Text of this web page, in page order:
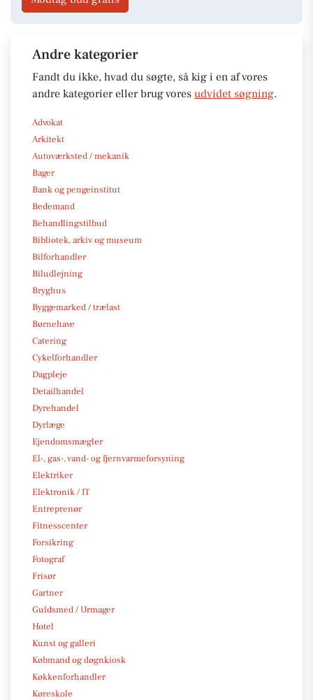
Andre kategorier
Fandt du ikke, hvad du søgte, så kig i en af vores
andre kategorier eller brug vores udvidet søgning.
Advokat
Arkitekt
Autoværksted / mekanik
Bager
Bank og pengeinstitut
Bedemand
Behandlingstilbud
Bibliotek, arkiv og museum
Bilforhandler
Biludlejning
Bryghus
Byggemarked / trælast
Børnehave
Catering
Cykelforhandler
Dagpleje
Detailhandel
Dyrehandel
Dyrlæge
Ejendomsmægler
El-, gas-, vand- og fjernvarmeforsyning
Elektriker
Elektronik / IT
Entreprenør
Fitnesscenter
Forsikring
Fotograf
Frisør
Gartner
Guldsmed / Urmager
Hotel
Kunst og galleri
Købmand og døgnkiosk
Køkkenforhandler
Køreskole